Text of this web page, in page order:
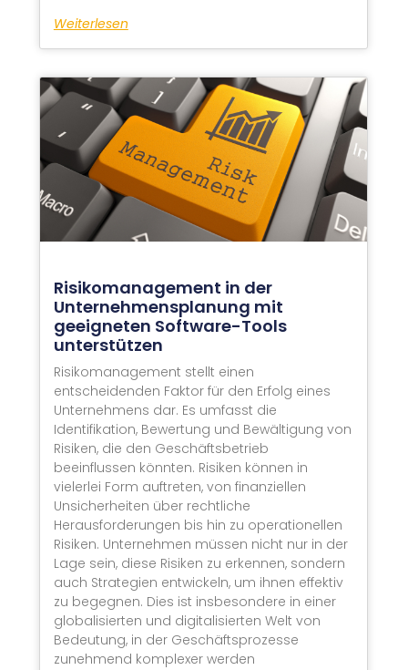
Weiterlesen
Risikomanagement in der
Unternehmensplanung mit
geeigneten Software-Tools
unterstützen
Risikomanagement stellt einen
entscheidenden Faktor für den Erfolg eines
Unternehmens dar. Es umfasst die
Identifikation, Bewertung und Bewältigung von
Risiken, die den Geschäftsbetrieb
beeinflussen könnten. Risiken können in
vielerlei Form auftreten, von finanziellen
Unsicherheiten über rechtliche
Herausforderungen bis hin zu operationellen
Risiken. Unternehmen müssen nicht nur in der
Lage sein, diese Risiken zu erkennen, sondern
auch Strategien entwickeln, um ihnen effektiv
zu begegnen. Dies ist insbesondere in einer
globalisierten und digitalisierten Welt von
Bedeutung, in der Geschäftsprozesse
zunehmend komplexer werden